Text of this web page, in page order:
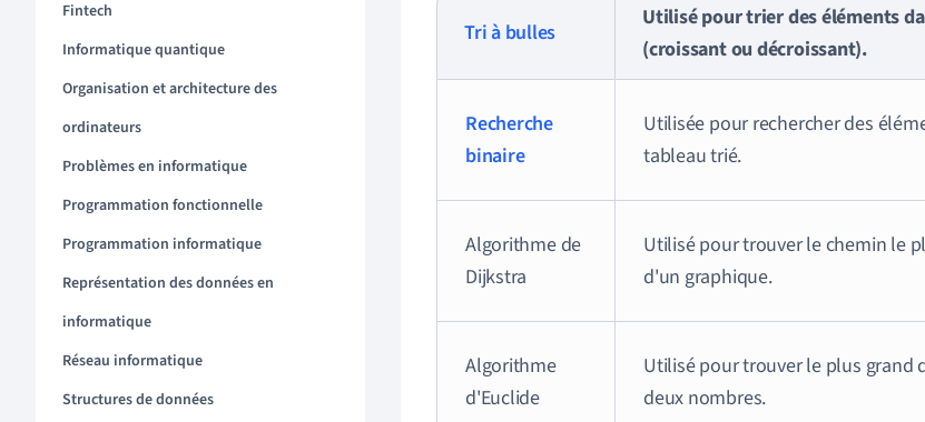
Fintech
Informatique quantique
Organisation et architecture des
ordinateurs
Problèmes en informatique
Programmation fonctionnelle
Programmation informatique
Représentation des données en
informatique
Réseau informatique
Structures de données
Tri à bulles
Utilisé pour trier des éléments
(croissant ou décroissant).
Recherche
binaire
Utilisée pour rechercher des
tableau trié.
Algorithme de
Dijkstra
Utilisé pour trouver le chemin le
d'un graphique.
Algorithme
d'Euclide
Utilisé pour trouver le plus grand
deux nombres.